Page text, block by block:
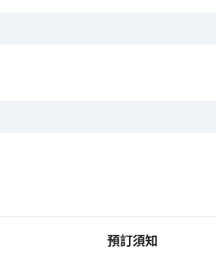
預訂須知